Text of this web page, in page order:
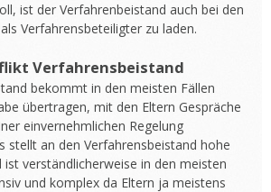
ist der Verfahrenbeistand auch bei den
Verfahrensbeteiligter zu laden.
Verfahrensbeistand
bekommt in den meisten Fällen
übertragen, mit den Eltern Gespräche
einvernehmlichen Regelung
stellt an den Verfahrensbeistand hohe
verständlicherweise in den meisten
und komplex da Eltern ja meistens